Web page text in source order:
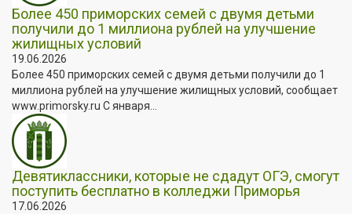
Более 450 приморских семей с двумя детьми
получили до 1 миллиона рублей на улучшение
жилищных условий
19.06.2026
Более 450 приморских семей с двумя детьми получили до 1
миллиона рублей на улучшение жилищных условий, сообщает
www.primorsky.ru С января...
Девятиклассники, которые не сдадут ОГЭ, смогут
поступить бесплатно в колледжи Приморья
17.06.2026